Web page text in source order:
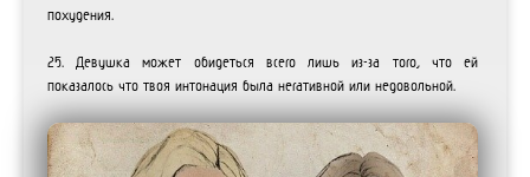
похудения.
25. Девушка может обидеться всего лишь из-за того, что ей
показалось что твоя интонация была негативной или недовольной.